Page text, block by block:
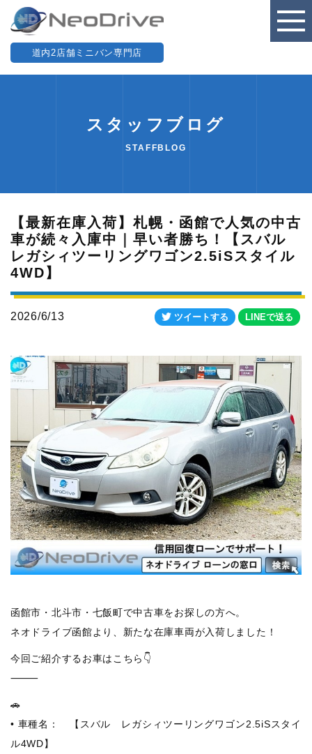
道内2店舗ミニバン専門店
スタッフブログ
STAFFBLOG
【最新在庫入荷】札幌・函館で人気の中古
車が続々入庫中｜早い者勝ち！【スバル
レガシィツーリングワゴン2.5iSスタイル
4WD】
2026/6/13 ツイートする LINEで送る
函館市・北斗市・七飯町で中古車をお探しの方へ。
ネオドライブ函館より、新たな在庫車両が入荷しました！
今回ご紹介するお車はこちら👇
⸻
🚗
• 車種名： 【スバル レガシィツーリングワゴン2.5iSスタイ
ル4WD】